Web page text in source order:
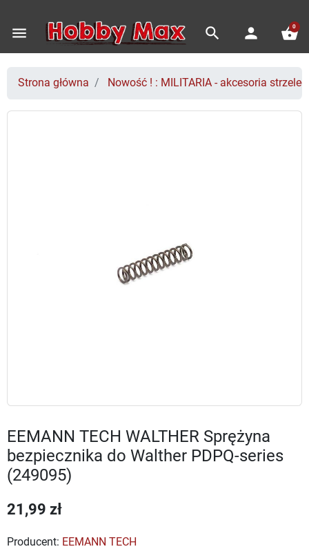
menu search person shopping_basket
0
Strona główna Nowość ! : MILITARIA - akcesoria
EEMANN TECH WALTHER Sprężyna
bezpiecznika do Walther PDPQ-series
(249095)
21,99 zł
Producent: EEMANN TECH